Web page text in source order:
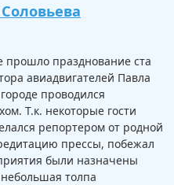
прошло празднование ста
авиадвигателей Павла
проводился
Т.к. некоторые гости
репортером от родной
прессы, побежал
были назначены
толпа